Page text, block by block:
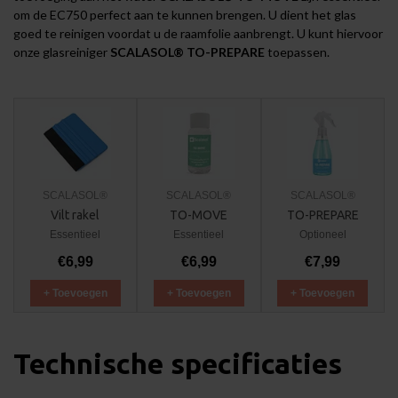
om de EC750 perfect aan te kunnen brengen. U dient het glas
goed te reinigen voordat u de raamfolie aanbrengt. U kunt hiervoor
onze glasreiniger SCALASOL® TO-PREPARE toepassen.
SCALASOL®
Vilt rakel
Essentieel
€6,99
+ Toevoegen
SCALASOL®
TO-MOVE
Essentieel
€6,99
+ Toevoegen
SCALASOL®
TO-PREPARE
Optioneel
€7,99
+ Toevoegen
Technische specificaties